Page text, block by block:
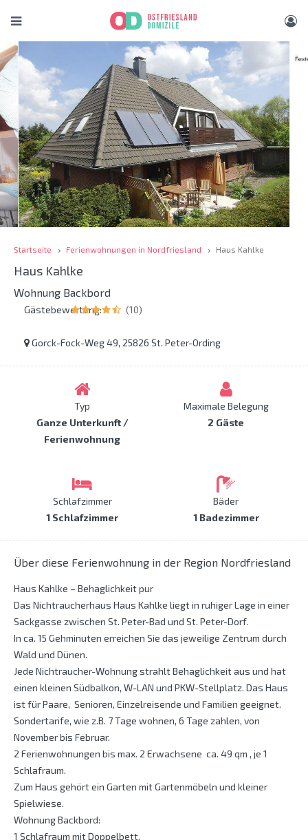
Startseite Ferienwohnungen in Nordfriesland Haus Kahlke
Haus Kahlke
Wohnung Backbord
Gästebewertung: (10)
Gorck-Fock-Weg 49, 25826 St. Peter-Ording
Typ
Ganze Unterkunft /
Ferienwohnung
Maximale Belegung
2 Gäste
Schlafzimmer
1 Schlafzimmer
Bäder
1 Badezimmer
Über diese Ferienwohnung in der Region Nordfriesland
Haus Kahlke – Behaglichkeit pur
Das Nichtraucherhaus Haus Kahlke liegt in ruhiger Lage in einer
Sackgasse zwischen St. Peter-Bad und St. Peter-Dorf.
In ca. 15 Gehminuten erreichen Sie das jeweilige Zentrum durch
Wald und Dünen.
Jede Nichtraucher-Wohnung strahlt Behaglichkeit aus und hat
einen kleinen Südbalkon, W-LAN und PKW-Stellplatz. Das Haus
ist für Paare, Senioren, Einzelreisende und Familien geeignet.
Sondertarife, wie z.B. 7 Tage wohnen, 6 Tage zahlen, von
November bis Februar.
2 Ferienwohnungen bis max. 2 Erwachsene ca. 49 qm , je 1
Schlafraum.
Zum Haus gehört ein Garten mit Gartenmöbeln und kleiner
Spielwiese.
Wohnung Backbord:
1 Schlafraum mit Doppelbett.